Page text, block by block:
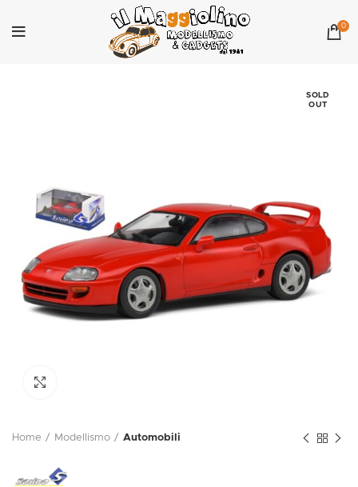
0
SOLD
OUT
Home Modellismo Automobili